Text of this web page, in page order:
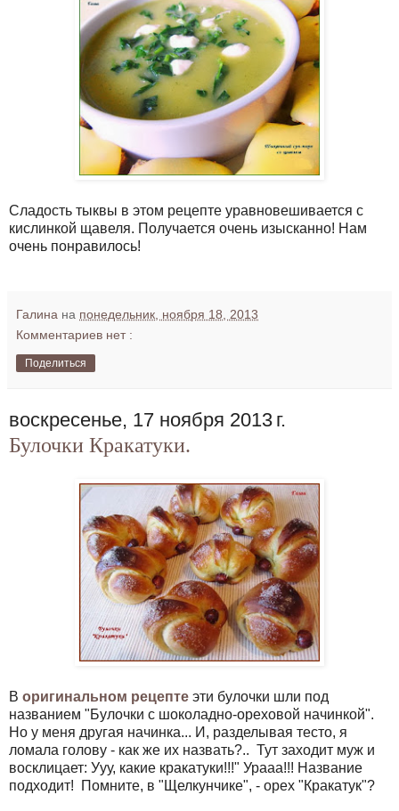
Сладость тыквы в этом рецепте уравновешивается с
кислинкой щавеля. Получается очень изысканно! Нам
очень понравилось!
Галина на понедельник, ноября 18, 2013
Комментариев нет :
Поделиться
воскресенье, 17 ноября 2013 г.
Булочки Кракатуки.
В оригинальном рецепте эти булочки шли под
названием "Булочки с шоколадно-ореховой начинкой".
Но у меня другая начинка... И, разделывая тесто, я
ломала голову - как же их назвать?.. Тут заходит муж и
восклицает: Ууу, какие кракатуки!!!" Урааа!!! Название
подходит! Помните, в "Щелкунчике", - орех "Кракатук"?